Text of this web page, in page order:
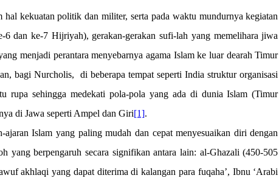
kekuatan politik dan militer, serta pada waktu mundurnya kegiatan
dan ke-7 Hijriyah), gerakan-gerakan sufi-lah yang memelihara jiwa
menjadi perantara menyebarnya agama Islam ke luar dearah Timur
bagi Nurcholis,
di beberapa tempat seperti India struktur organisasi
rupa sehingga medekati pola-pola yang ada di dunia Islam (Timur
di Jawa seperti Ampel dan Giri[1].
Islam yang paling mudah dan cepat menyesuaikan diri dengan
yang berpengaruh secara signifikan antara lain: al-Ghazali (450-505
akhlaqi yang dapat diterima di kalangan para fuqaha’, Ibnu ‘Arabi